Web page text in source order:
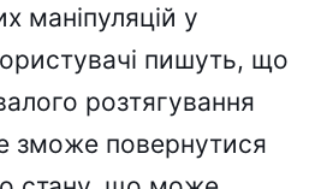
маніпуляцій у
пишуть, що
розтягування
зможе повернутися